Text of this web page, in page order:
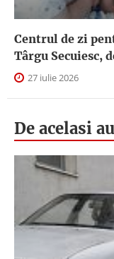
Centrul de zi
Târgu Secuiesc,
27 iulie 2026
De acelasi